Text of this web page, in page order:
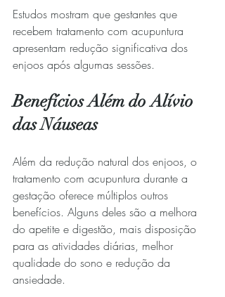
Estudos mostram que gestantes que
recebem tratamento com acupuntura
apresentam redução significativa dos
enjoos após algumas sessões.
Benefícios Além do Alívio
das Náuseas
Além da redução natural dos enjoos, o
tratamento com acupuntura durante a
gestação oferece múltiplos outros
benefícios. Alguns deles são a melhora
do apetite e digestão, mais disposição
para as atividades diárias, melhor
qualidade do sono e redução da
ansiedade.